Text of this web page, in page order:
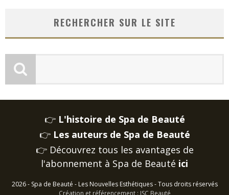
RECHERCHER SUR LE SITE
👉 L'histoire de Spa de Beauté
👉 Les auteurs de Spa de Beauté
👉 Découvrez tous les avantages de
l'abonnement à Spa de Beauté ici
2026 - Spa de Beauté - Les Nouvelles Esthétiques - Tous droits réservés
Création et référencement : JSC Beauté